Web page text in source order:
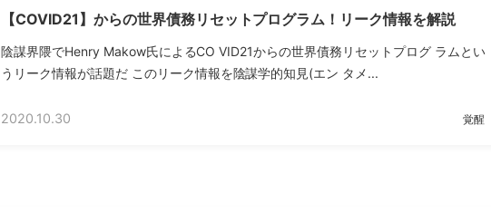
【COVID21】からの世界債務リセットプログラム！リーク情報を解説
陰謀界隈でHenry Makow氏によるCO VID21からの世界債務リセットプログ ラムとい
うリーク情報が話題だ このリーク情報を陰謀学的知見(エン タメ...
2020.10.30 覚醒